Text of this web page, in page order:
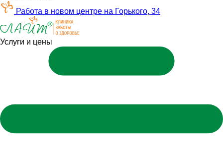
Работа в новом центре на Горького, 34
Услуги и цены